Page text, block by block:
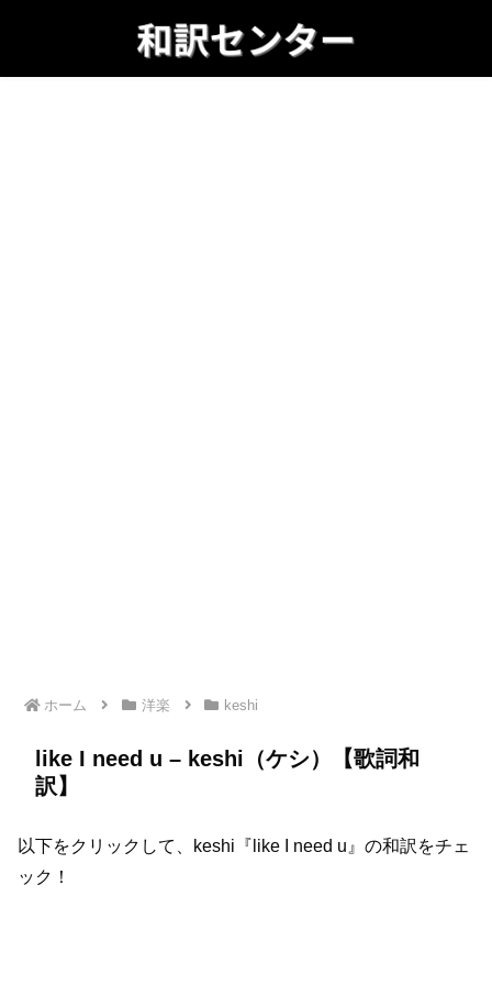
ホーム 洋楽 keshi
like I need u – keshi（ケシ）【歌詞和
訳】
以下をクリックして、keshi『like I need u』の和訳をチェ
ック！